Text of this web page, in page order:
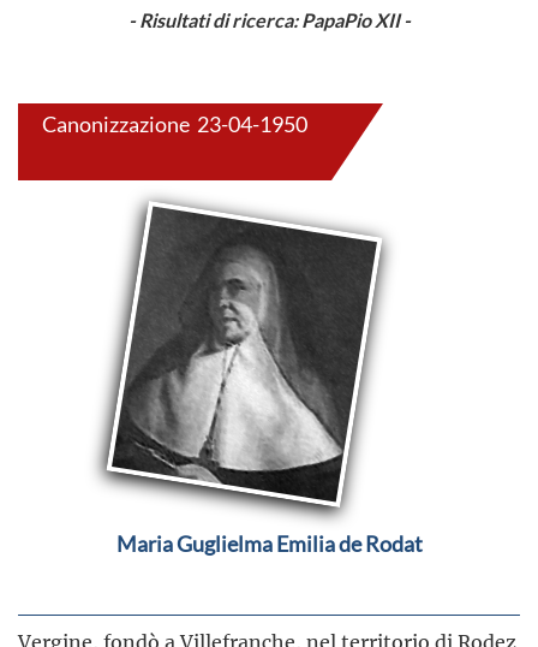
- Risultati di ricerca: PapaPio XII -
Canonizzazione 23-04-1950
Maria Guglielma Emilia de Rodat
Vergine, fondò a Villefranche, nel territorio di Rodez